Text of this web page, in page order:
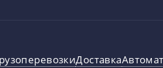
Доставка